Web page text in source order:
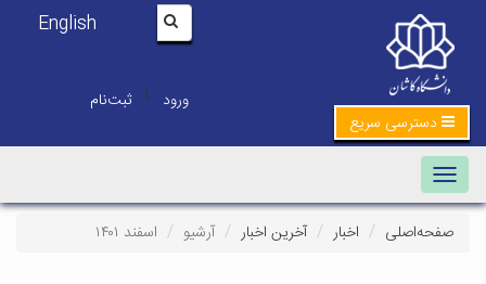
English
ورود | ثبت‌نام
دسترسی سریع
Toggle navigation
صفحه‌اصلی اخبار آخرین اخبار آرشیو اسفند ۱۴۰۱